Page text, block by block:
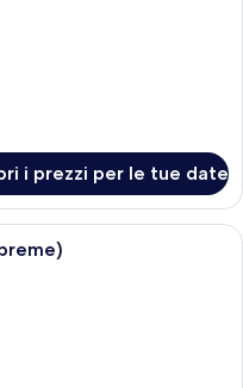
i prezzi per le tue date
camera d'albergo con un letto